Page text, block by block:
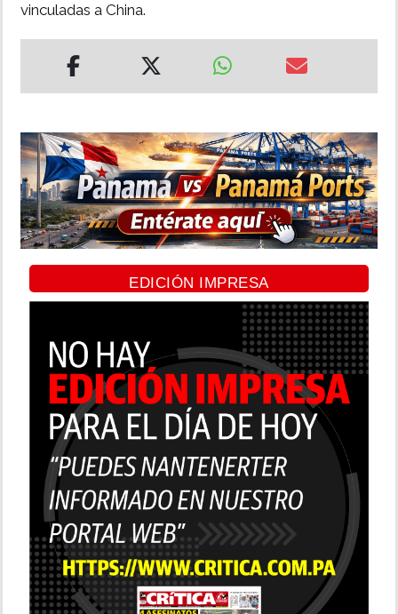
vinculadas a China.
EDICIÓN IMPRESA